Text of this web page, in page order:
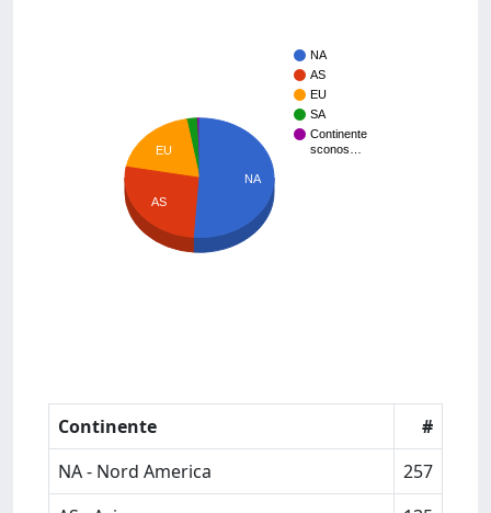
NA
AS
EU
SA
Continente
sconos…
EU
AS
NA
Continente
#
NA - Nord America
257